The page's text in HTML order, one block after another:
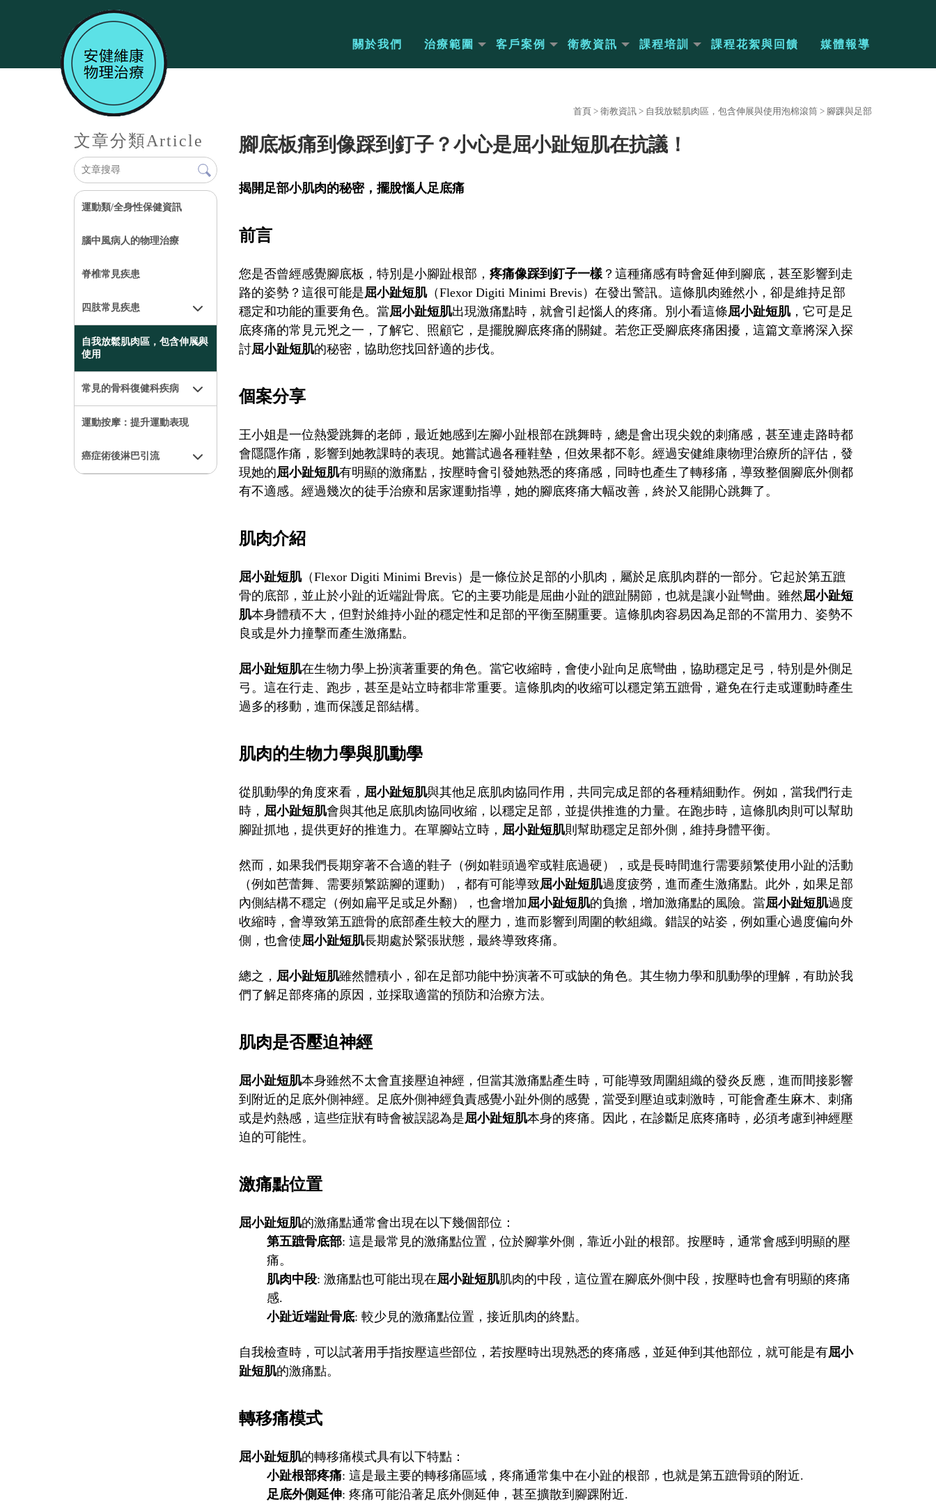
關於我們 治療範圍 客戶案例 衛教資訊 課程培訓 課程花絮與回饋 媒體報導
首頁 > 衛教資訊 > 自我放鬆肌肉區，包含伸展與使用泡棉滾筒 > 腳踝與足部
文章分類Article
運動類/全身性保健資訊
腦中風病人的物理治療
脊椎常見疾患
四肢常見疾患
自我放鬆肌肉區，包含伸展與
使用
常見的骨科復健科疾病
運動按摩：提升運動表現
癌症術後淋巴引流
腳底板痛到像踩到釘子？小心是屈小趾短肌在抗議！
揭開足部小肌肉的秘密，擺脫惱人足底痛
前言
您是否曾經感覺腳底板，特別是小腳趾根部， 疼痛像踩到釘子一樣？這種痛感有時會延伸到腳底，甚至影響到走
路的姿勢？這很可能是屈小趾短肌（Flexor Digiti Minimi Brevis）在發出警訊。這條肌肉雖然小，卻是維持足部
穩定和功能的重要角色。當屈小趾短肌出現激痛點時，就會引起惱人的疼痛。別小看這條屈小趾短肌，它可是足
底疼痛的常見元兇之一，了解它、照顧它，是擺脫腳底疼痛的關鍵。若您正受腳底疼痛困擾，這篇文章將深入探
討屈小趾短肌的秘密，協助您找回舒適的步伐。
個案分享
王小姐是一位熱愛跳舞的老師，最近她感到左腳小趾根部在跳舞時，總是會出現尖銳的刺痛感，甚至連走路時都
會隱隱作痛，影響到她教課時的表現。她嘗試過各種鞋墊，但效果都不彰。經過安健維康物理治療所的評估，發
現她的屈小趾短肌有明顯的激痛點，按壓時會引發她熟悉的疼痛感，同時也產生了轉移痛，導致整個腳底外側都
有不適感。經過幾次的徒手治療和居家運動指導，她的腳底疼痛大幅改善，終於又能開心跳舞了。
肌肉介紹
屈小趾短肌（Flexor Digiti Minimi Brevis）是一條位於足部的小肌肉，屬於足底肌肉群的一部分。它起於第五蹠
骨的底部，並止於小趾的近端趾骨底。它的主要功能是屈曲小趾的蹠趾關節，也就是讓小趾彎曲。雖然屈小趾短
肌本身體積不大，但對於維持小趾的穩定性和足部的平衡至關重要。這條肌肉容易因為足部的不當用力、姿勢不
良或是外力撞擊而產生激痛點。
屈小趾短肌在生物力學上扮演著重要的角色。當它收縮時，會使小趾向足底彎曲，協助穩定足弓，特別是外側足
弓。這在行走、跑步，甚至是站立時都非常重要。這條肌肉的收縮可以穩定第五蹠骨，避免在行走或運動時產生
過多的移動，進而保護足部結構。
肌肉的生物力學與肌動學
從肌動學的角度來看， 屈小趾短肌與其他足底肌肉協同作用，共同完成足部的各種精細動作。例如，當我們行走
時， 屈小趾短肌會與其他足底肌肉協同收縮，以穩定足部，並提供推進的力量。在跑步時，這條肌肉則可以幫助
腳趾抓地，提供更好的推進力。在單腳站立時， 屈小趾短肌則幫助穩定足部外側，維持身體平衡。
然而，如果我們長期穿著不合適的鞋子（例如鞋頭過窄或鞋底過硬），或是長時間進行需要頻繁使用小趾的活動
（例如芭蕾舞、需要頻繁踮腳的運動），都有可能導致屈小趾短肌過度疲勞，進而產生激痛點。此外，如果足部
內側結構不穩定（例如扁平足或足外翻），也會增加屈小趾短肌的負擔，增加激痛點的風險。當屈小趾短肌過度
收縮時，會導致第五蹠骨的底部產生較大的壓力，進而影響到周圍的軟組織。錯誤的站姿，例如重心過度偏向外
側，也會使屈小趾短肌長期處於緊張狀態，最終導致疼痛。
總之， 屈小趾短肌雖然體積小，卻在足部功能中扮演著不可或缺的角色。其生物力學和肌動學的理解，有助於我
們了解足部疼痛的原因，並採取適當的預防和治療方法。
肌肉是否壓迫神經
屈小趾短肌本身雖然不太會直接壓迫神經，但當其激痛點產生時，可能導致周圍組織的發炎反應，進而間接影響
到附近的足底外側神經。足底外側神經負責感覺小趾外側的感覺，當受到壓迫或刺激時，可能會產生麻木、刺痛
或是灼熱感，這些症狀有時會被誤認為是屈小趾短肌本身的疼痛。因此，在診斷足底疼痛時，必須考慮到神經壓
迫的可能性。
激痛點位置
屈小趾短肌的激痛點通常會出現在以下幾個部位：
第五蹠骨底部: 這是最常見的激痛點位置，位於腳掌外側，靠近小趾的根部。按壓時，通常會感到明顯的壓
痛。
肌肉中段: 激痛點也可能出現在屈小趾短肌肌肉的中段，這位置在腳底外側中段，按壓時也會有明顯的疼痛
感.
小趾近端趾骨底: 較少見的激痛點位置，接近肌肉的終點。
自我檢查時，可以試著用手指按壓這些部位，若按壓時出現熟悉的疼痛感，並延伸到其他部位，就可能是有屈小
趾短肌的激痛點。
轉移痛模式
屈小趾短肌的轉移痛模式具有以下特點：
小趾根部疼痛: 這是最主要的轉移痛區域，疼痛通常集中在小趾的根部，也就是第五蹠骨頭的附近.
足底外側延伸: 疼痛可能沿著足底外側延伸，甚至擴散到腳踝附近.